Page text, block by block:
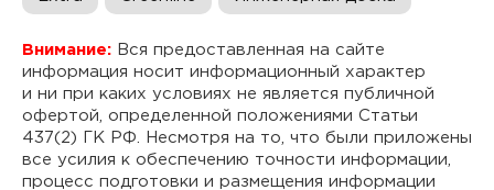
Внимание: Вся предоставленная на сайте
информация носит информационный характер
и ни при каких условиях не является публичной
офертой, определенной положениями Статьи
437(2) ГК РФ. Несмотря на то, что были приложены
все усилия к обеспечению точности информации,
процесс подготовки и размещения информации